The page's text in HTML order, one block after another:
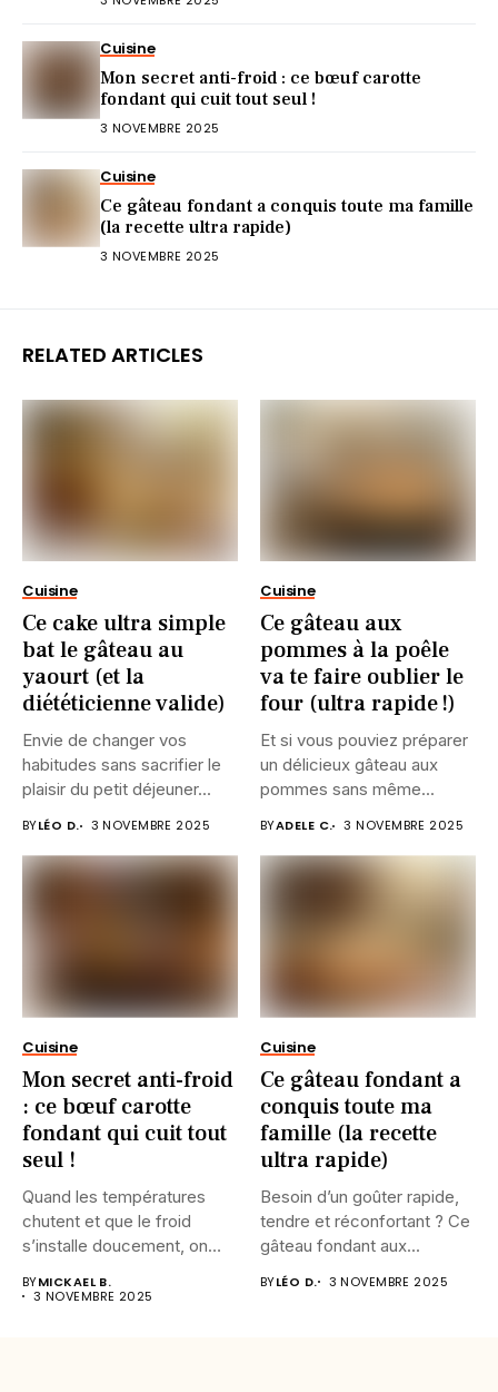
Cuisine
Mon secret anti-froid : ce bœuf carotte
fondant qui cuit tout seul !
3 NOVEMBRE 2025
Cuisine
Ce gâteau fondant a conquis toute ma famille
(la recette ultra rapide)
3 NOVEMBRE 2025
RELATED ARTICLES
Cuisine
Ce cake ultra simple
bat le gâteau au
yaourt (et la
diététicienne valide)
Envie de changer vos
habitudes sans sacrifier le
plaisir du petit déjeuner...
BYLÉO D. 3 NOVEMBRE 2025
Cuisine
Ce gâteau aux
pommes à la poêle
va te faire oublier le
four (ultra rapide !)
Et si vous pouviez préparer
un délicieux gâteau aux
pommes sans même...
BYADELE C. 3 NOVEMBRE 2025
Cuisine
Mon secret anti-froid
: ce bœuf carotte
fondant qui cuit tout
seul !
Quand les températures
chutent et que le froid
s’installe doucement, on
BYMICKAEL B.
3 NOVEMBRE 2025
Cuisine
Ce gâteau fondant a
conquis toute ma
famille (la recette
ultra rapide)
Besoin d’un goûter rapide,
tendre et réconfortant ? Ce
gâteau fondant aux...
BYLÉO D. 3 NOVEMBRE 2025